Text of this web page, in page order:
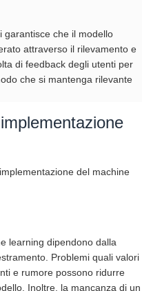
garantisce che il modello
attraverso il rilevamento e
di feedback degli utenti per
che si mantenga rilevante
del machine
learning dipendono dalla
Problemi quali valori
e rumore possono ridurre
Inoltre, la mancanza di un